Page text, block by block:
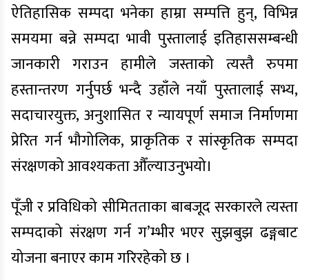
ऐतिहासिक सम्पदा भनेका हाम्रा सम्पत्ति हुन्, विभिन्न
समयमा बन्ने सम्पदा भावी पुस्तालाई इतिहाससम्बन्धी
जानकारी गराउन हामीले जस्ताको त्यस्तै रुपमा
हस्तान्तरण गर्नुपर्छ भन्दै उहाँले नयाँ पुस्तालाई सभ्य,
सदाचारयुक्त, अनुशासित र न्यायपूर्ण समाज निर्माणमा
प्रेरित गर्न भौगोलिक, प्राकृतिक र सांस्कृतिक सम्पदा
संरक्षणको आवश्यकता औँल्याउनुभयो।
पूँजी र प्रविधिको सीमितताका बाबजूद सरकारले त्यस्ता
सम्पदाको संरक्षण गर्न ग’म्भीर भएर सुझबुझ ढङ्गबाट
योजना बनाएर काम गरिरहेको छ ।